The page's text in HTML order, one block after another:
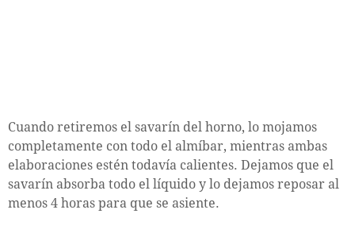
Cuando retiremos el savarín del horno, lo mojamos
completamente con todo el almíbar, mientras ambas
elaboraciones estén todavía calientes. Dejamos que el
savarín absorba todo el líquido y lo dejamos reposar al
menos 4 horas para que se asiente.